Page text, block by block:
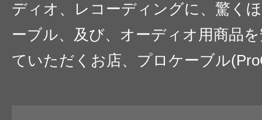
ディオ、レコーディングに、驚く
ーブル、及び、オーディオ用商品
ていただくお店、プロケーブル